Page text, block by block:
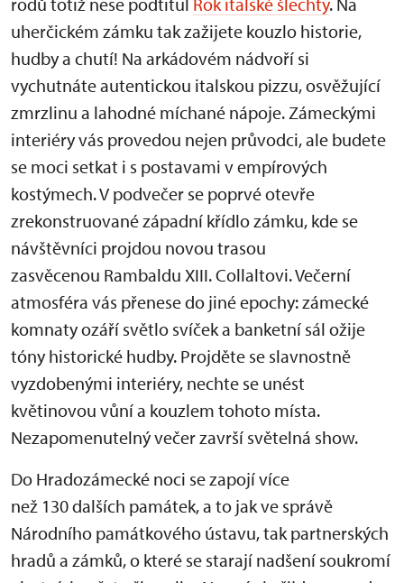
uherčickém zámku tak zažijete kouzlo historie,
hudby a chutí! Na arkádovém nádvoří si
vychutnáte autentickou italskou pizzu, osvěžující
zmrzlinu a lahodné míchané nápoje. Zámeckými
interiéry vás provedou nejen průvodci, ale budete
se moci setkat i s postavami v empírových
kostýmech. V podvečer se poprvé otevře
zrekonstruované západní křídlo zámku, kde se
návštěvníci projdou novou trasou
zasvěcenou Rambaldu XIII. Collaltovi. Večerní
atmosféra vás přenese do jiné epochy: zámecké
komnaty ozáří světlo svíček a banketní sál ožije
tóny historické hudby. Projděte se slavnostně
vyzdobenými interiéry, nechte se unést
květinovou vůní a kouzlem tohoto místa.
Nezapomenutelný večer završí světelná show.
Do Hradozámecké noci se zapojí více
než 130 dalších památek, a to jak ve správě
Národního památkového ústavu, tak partnerských
hradů a zámků, o které se starají nadšení soukromí